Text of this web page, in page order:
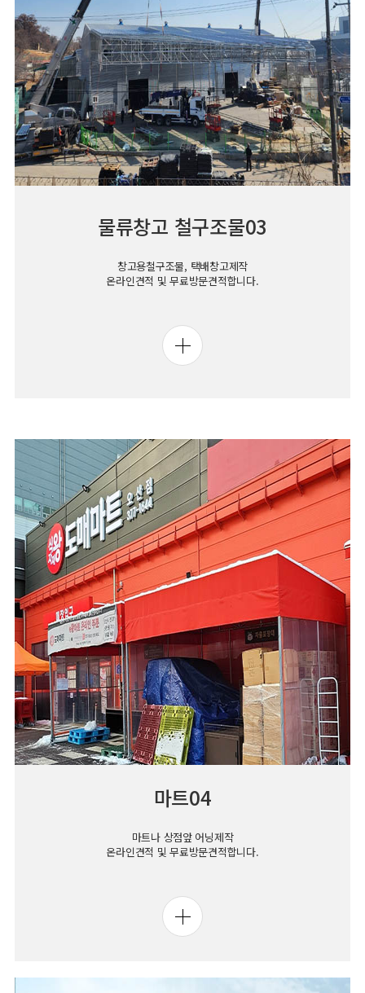
물류창고 철구조물03
창고용철구조물, 택배창고제작
온라인견적 및 무료방문견적합니다.
마트04
마트나 상점앞 어닝제작
온라인견적 및 무료방문견적합니다.